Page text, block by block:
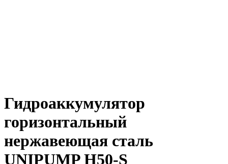
Гидроаккумулятор
горизонтальный
нержавеющая сталь
UNIPUMP H50-S